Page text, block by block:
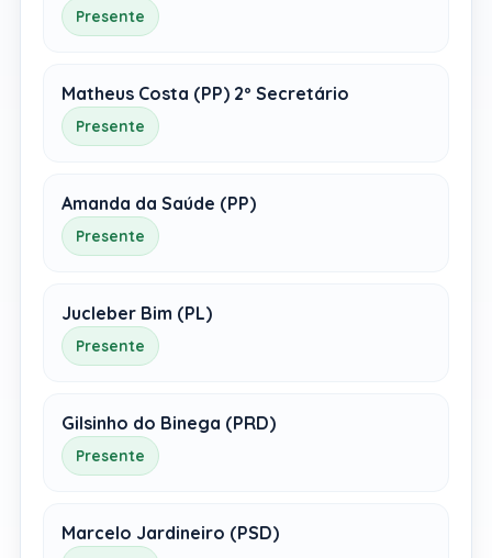
Presente
Matheus Costa (PP) 2º Secretário
Presente
Amanda da Saúde (PP)
Presente
Jucleber Bim (PL)
Presente
Gilsinho do Binega (PRD)
Presente
Marcelo Jardineiro (PSD)